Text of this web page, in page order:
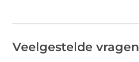
Veelgestelde vragen